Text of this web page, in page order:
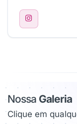
Nossa Galeria
Clique em